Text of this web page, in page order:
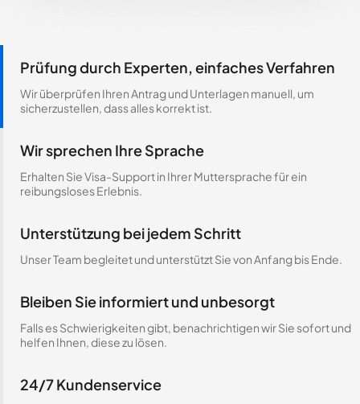
Prüfung durch Experten, einfaches Verfahren
Wir überprüfen Ihren Antrag und Unterlagen manuell, um
sicherzustellen, dass alles korrekt ist.
Wir sprechen Ihre Sprache
Erhalten Sie Visa-Support in Ihrer Muttersprache für ein
reibungsloses Erlebnis.
Unterstützung bei jedem Schritt
Unser Team begleitet und unterstützt Sie von Anfang bis Ende.
Bleiben Sie informiert und unbesorgt
Falls es Schwierigkeiten gibt, benachrichtigen wir Sie sofort und
helfen Ihnen, diese zu lösen.
24/7 Kundenservice